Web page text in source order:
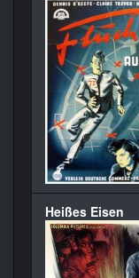
Heißes Eisen